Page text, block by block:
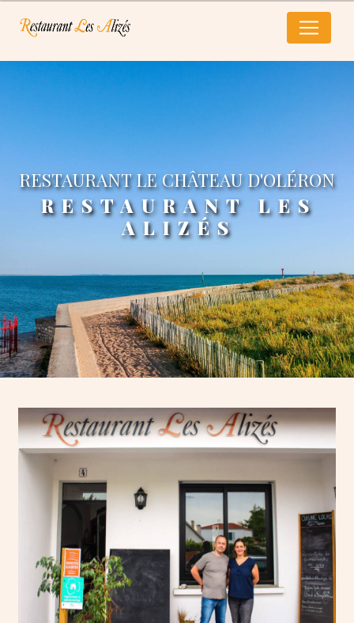
RESTAURANT LE CHÂTEAU D'OLÉRON
RESTAURANT LES
ALIZÉS